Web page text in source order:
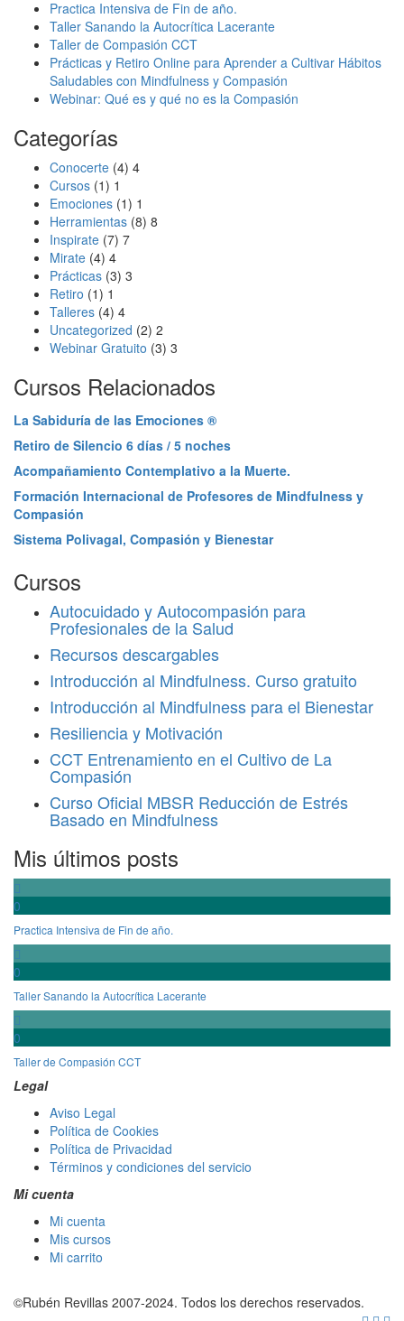
Practica Intensiva de Fin de año.
Taller Sanando la Autocrítica Lacerante
Taller de Compasión CCT
Prácticas y Retiro Online para Aprender a Cultivar Hábitos
Saludables con Mindfulness y Compasión
Webinar: Qué es y qué no es la Compasión
Categorías
Conocerte (4) 4
Cursos (1) 1
Emociones (1) 1
Herramientas (8) 8
Inspirate (7) 7
Mirate (4) 4
Prácticas (3) 3
Retiro (1) 1
Talleres (4) 4
Uncategorized (2) 2
Webinar Gratuito (3) 3
Cursos Relacionados
La Sabiduría de las Emociones ®
Retiro de Silencio 6 días / 5 noches
Acompañamiento Contemplativo a la Muerte.
Formación Internacional de Profesores de Mindfulness y
Compasión
Sistema Polivagal, Compasión y Bienestar
Cursos
Autocuidado y Autocompasión para
Profesionales de la Salud
Recursos descargables
Introducción al Mindfulness. Curso gratuito
Introducción al Mindfulness para el Bienestar
Resiliencia y Motivación
CCT Entrenamiento en el Cultivo de La
Compasión
Curso Oficial MBSR Reducción de Estrés
Basado en Mindfulness
Mis últimos posts
0
Practica Intensiva de Fin de año.
0
Taller Sanando la Autocrítica Lacerante
0
Taller de Compasión CCT
Legal
Aviso Legal
Política de Cookies
Política de Privacidad
Términos y condiciones del servicio
Mi cuenta
Mi cuenta
Mis cursos
Mi carrito
©Rubén Revillas 2007-2024. Todos los derechos reservados.